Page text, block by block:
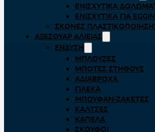
ΕΝΙΣΧΥΤΙΚΆ
ΕΝΙΣΧΥΤΙΚΆ ΓΙΑ
ΣΚΌΝΕΣ
ΑΞΕΣΟΥΆΡ ΑΛΙΕΊΑΣ
ΈΝΔΥΣΗ
ΜΠΛΟΎΖΕΣ
ΜΠΌΤΕΣ ΣΤΉΘΟΥΣ
ΑΔΙΆΒΡΟΧΑ
ΓΙΛΈΚΑ
ΜΠΟΥΦΆΝ-ΖΑΚΈΤΕΣ
ΚΆΛΤΣΕΣ
ΚΑΠΈΛΑ
ΣΚΟΎΦΟΙ